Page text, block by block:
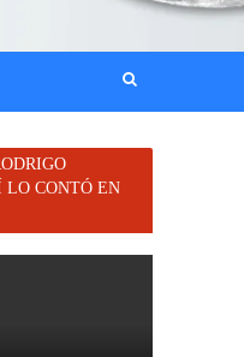
LO CONTÓ EN